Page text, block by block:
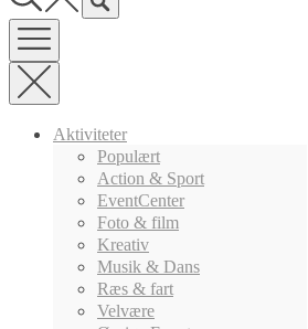
Aktiviteter
Populært
Action & Sport
EventCenter
Foto & film
Kreativ
Musik & Dans
Ræs & fart
Velvære
Indlægsnavigation
Kitesurfing i København
Skriv et svar